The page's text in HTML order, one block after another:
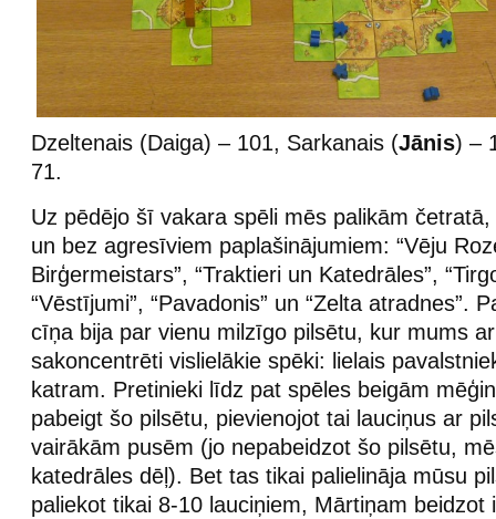
Dzeltenais (Daiga) – 101, Sarkanais (Jānis) –
71.
Uz pēdējo šī vakara spēli mēs palikām
un bez agresīviem paplašinājumiem: “Vēju
Birģermeistars”, “Traktieri un Katedrāles”,
“Vēstījumi”, “Pavadonis” un “Zelta atradnes”.
cīņa bija par vienu milzīgo pilsētu, kur mums
sakoncentrēti vislielākie spēki: lielais
katram. Pretinieki līdz pat spēles beigām
pabeigt šo pilsētu, pievienojot tai lauciņus ar
vairākām pusēm (jo nepabeidzot šo pilsētu,
katedrāles dēļ). Bet tas tikai palielināja mūsu
paliekot tikai 8-10 lauciņiem, Mārtiņam beidzot